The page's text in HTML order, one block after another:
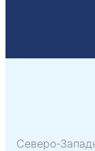
Северо-